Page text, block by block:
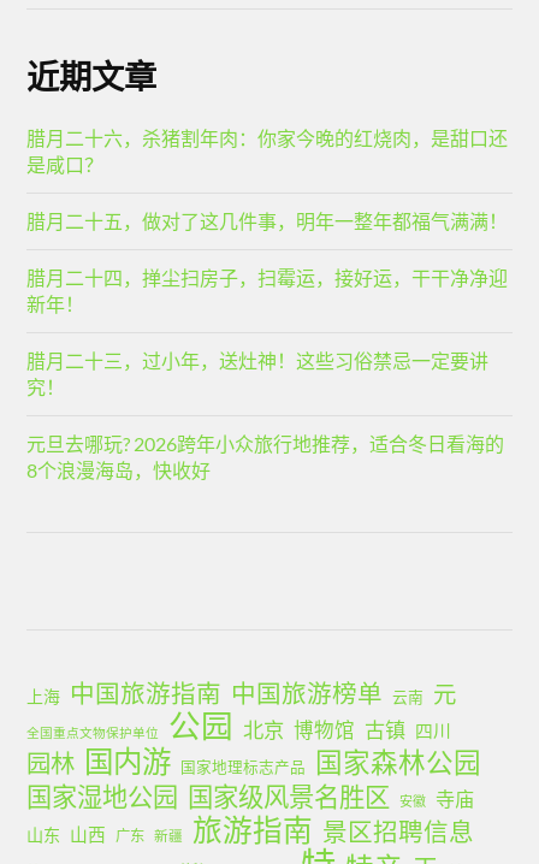
近期文章
腊月二十六，杀猪割年肉：你家今晚的红烧肉，是甜口还
是咸口？
腊月二十五，做对了这几件事，明年一整年都福气满满！
腊月二十四，掸尘扫房子，扫霉运，接好运，干干净净迎
新年！
腊月二十三，过小年，送灶神！这些习俗禁忌一定要讲
究！
元旦去哪玩? 2026跨年小众旅行地推荐，适合冬日看海的
8个浪漫海岛，快收好
上海 中国旅游指南 中国旅游榜单 云南 元
全国重点文物保护单位 公园 北京 博物馆 古镇 四川
园林 国内游 国家地理标志产品 国家森林公园
国家湿地公园 国家级风景名胜区 安徽 寺庙
山东 山西 广东 新疆 旅游指南 景区招聘信息